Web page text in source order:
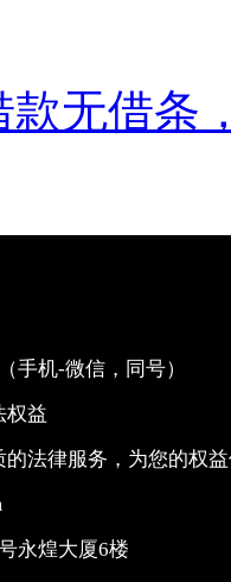
款无借条
手机-微信，同号）
权益
法律服务，为您的权
永煌大厦6楼